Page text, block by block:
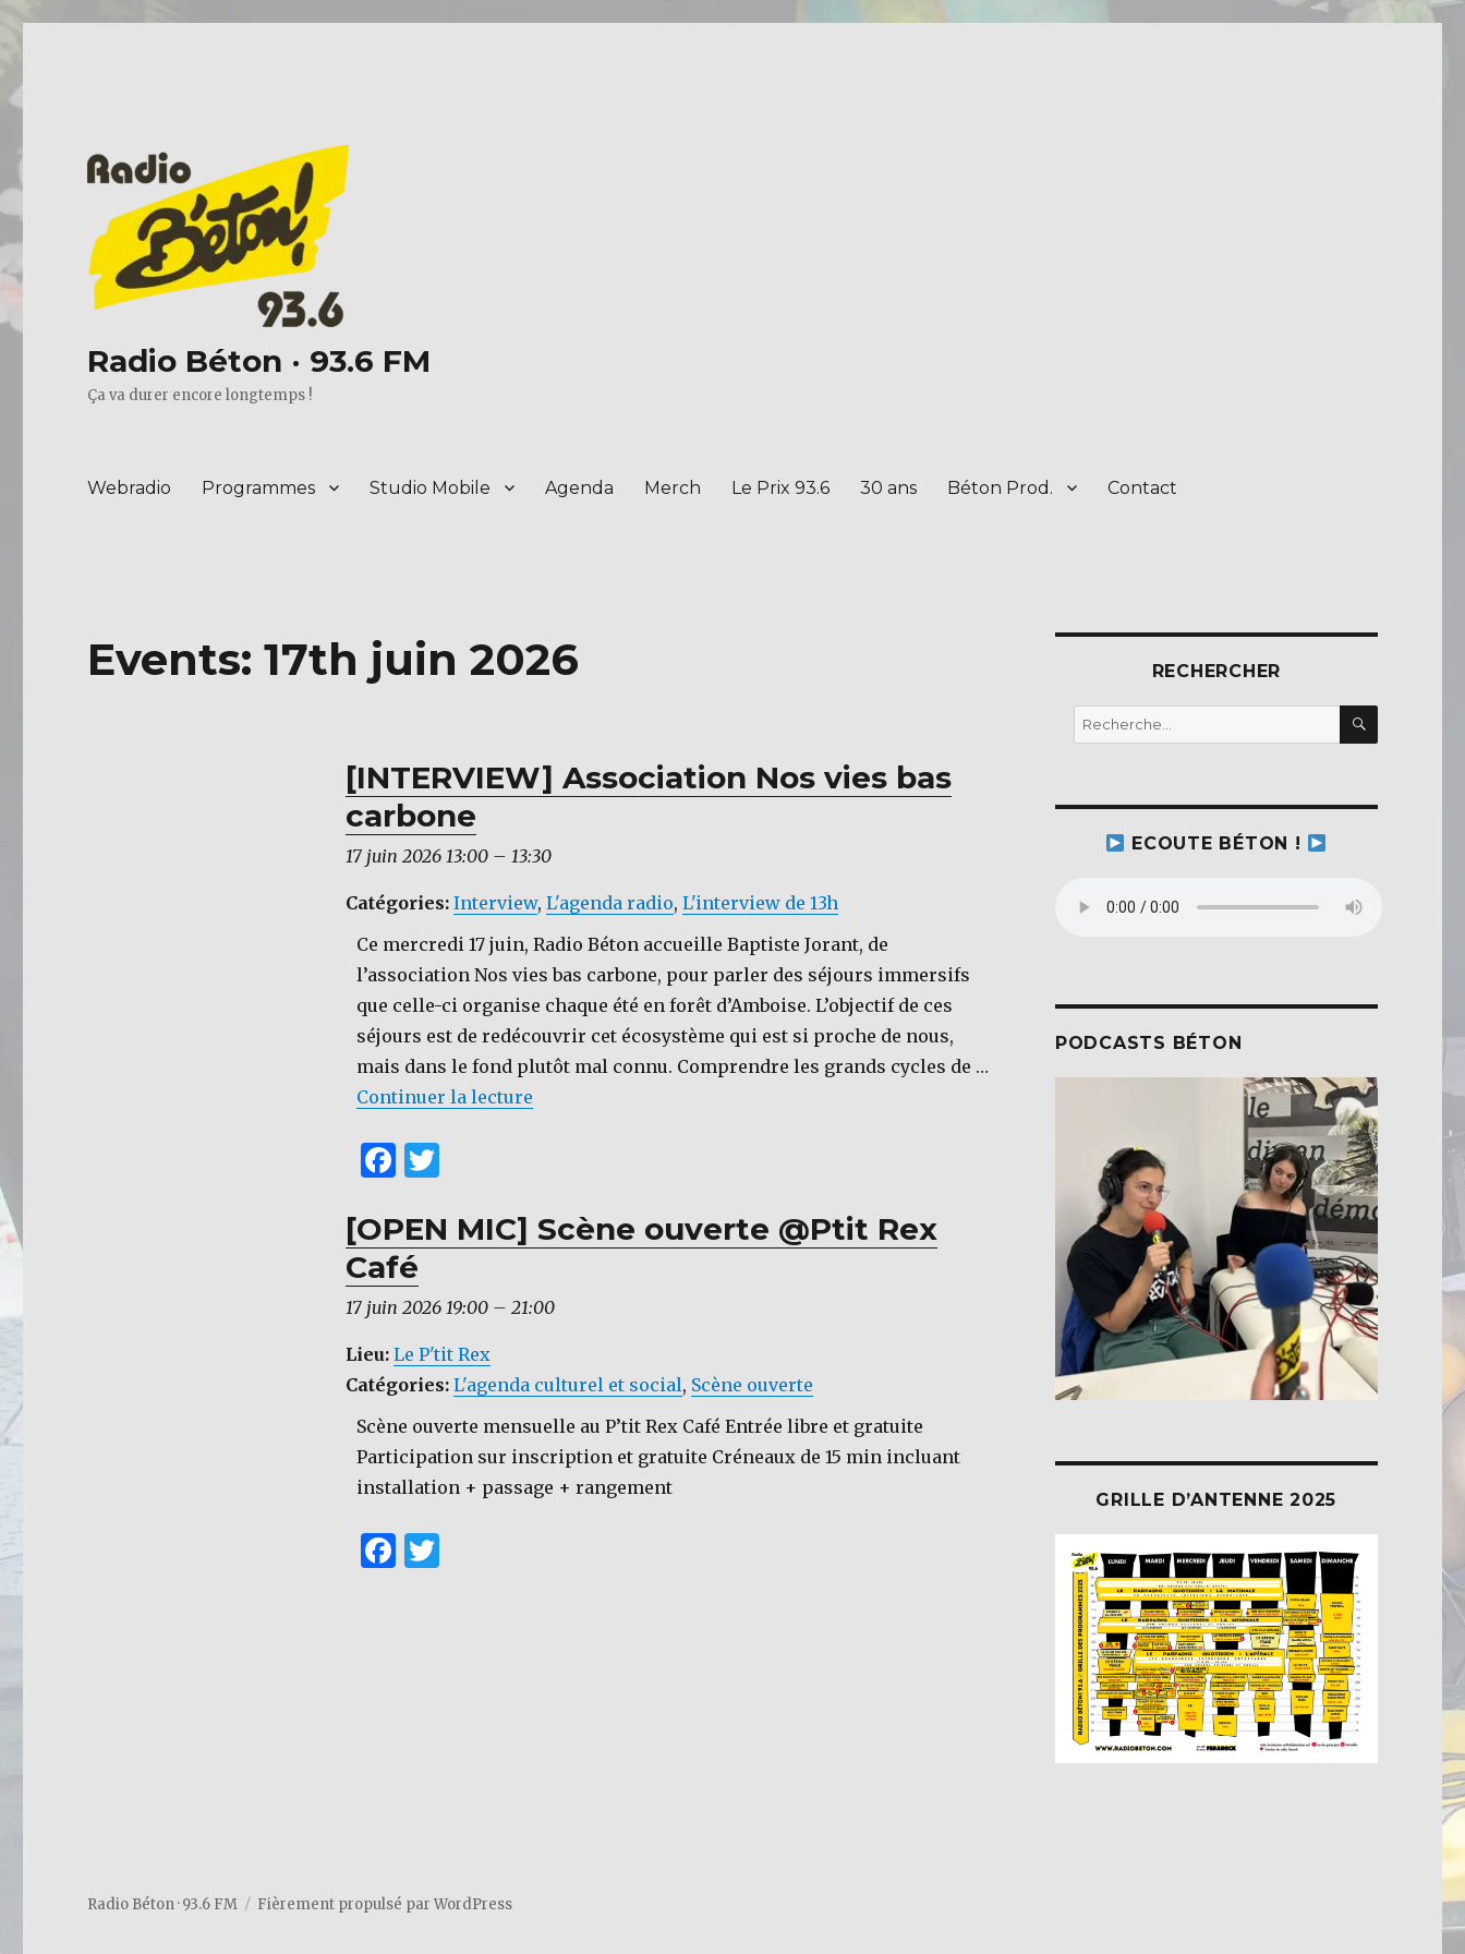
Radio Béton · 93.6 FM
Ça va durer encore longtemps !
Webradio Programmes Studio Mobile Agenda Merch Le Prix 93.6 30 ans Béton Prod. Contact
Events: 17th juin 2026
[INTERVIEW] Association Nos vies bas
carbone
17 juin 2026 13:00– 13:30
Catégories: Interview, L'agenda radio, L'interview de 13h
Ce mercredi 17 juin, Radio Béton accueille Baptiste Jorant, de
l’association Nos vies bas carbone, pour parler des séjours immersifs
que celle-ci organise chaque été en forêt d’Amboise. L’objectif de ces
séjours est de redécouvrir cet écosystème qui est si proche de nous,
mais dans le fond plutôt mal connu. Comprendre les grands cycles de …
Continuer la lecturede « [INTERVIEW] Association Nos vies bas carbone »
F
c
e
b
o
k
T
it
r
[OPEN MIC] Scène ouverte @Ptit Rex
Café
17 juin 2026 19:00– 21:00
Lieu: Le P'tit Rex
Catégories: L'agenda culturel et social, Scène ouverte
Scène ouverte mensuelle au P’tit Rex Café Entrée libre et gratuite
Participation sur inscription et gratuite Créneaux de 15 min incluant
installation + passage + rangement
F T
RECHERCHER
Recherche
pour :
ECOUTE BÉTON !
PODCASTS BÉTON
GRILLE D’ANTENNE 2025
Radio Béton · 93.6 FM Fièrement propulsé par WordPress